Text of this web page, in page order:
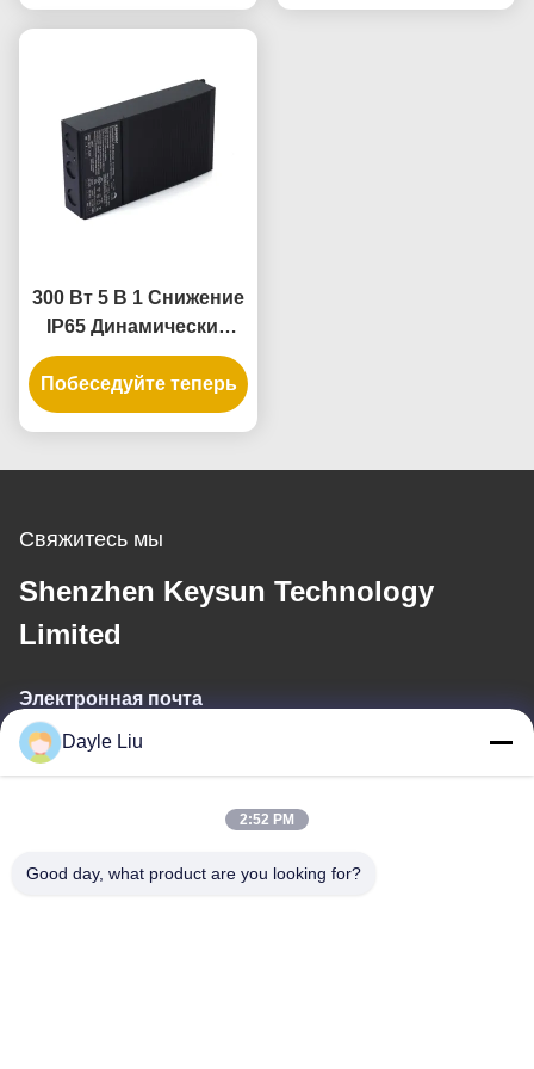
300 Вт 5 В 1 Снижение
IP65 Динамический
светодиодный
драйвер для
сжимаемого
Побеседуйте теперь
Свяжитесь мы
Shenzhen Keysun Technology
Limited
Электронная почта
power06@szzhpower.com
Адрес
Dayle Liu
2:52 PM
Good day, what product are you looking for?